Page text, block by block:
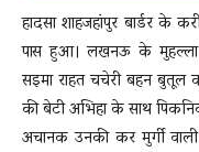
हादसा शाहजहांपुर बार्डर
पास हुआ। लखनऊ के मुहल्ला
सइमा राहत चचेरी बहन बुतूल
की बेटी अभिहा के साथ
अचानक उनकी कर मुर्गी